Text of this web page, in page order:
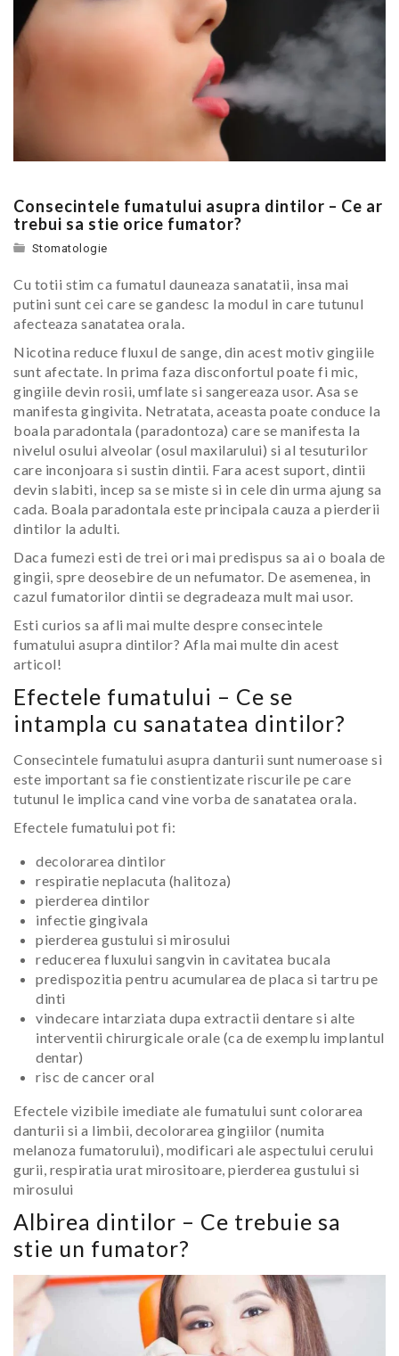
Consecintele fumatului asupra dintilor – Ce ar
trebui sa stie orice fumator?
Stomatologie
Cu totii stim ca fumatul dauneaza sanatatii, insa mai
putini sunt cei care se gandesc la modul in care tutunul
afecteaza sanatatea orala.
Nicotina reduce fluxul de sange, din acest motiv gingiile
sunt afectate. In prima faza disconfortul poate fi mic,
gingiile devin rosii, umflate si sangereaza usor. Asa se
manifesta gingivita. Netratata, aceasta poate conduce la
boala paradontala (paradontoza) care se manifesta la
nivelul osului alveolar (osul maxilarului) si al tesuturilor
care inconjoara si sustin dintii. Fara acest suport, dintii
devin slabiti, incep sa se miste si in cele din urma ajung sa
cada. Boala paradontala este principala cauza a pierderii
dintilor la adulti.
Daca fumezi esti de trei ori mai predispus sa ai o boala de
gingii, spre deosebire de un nefumator. De asemenea, in
cazul fumatorilor dintii se degradeaza mult mai usor.
Esti curios sa afli mai multe despre consecintele
fumatului asupra dintilor? Afla mai multe din acest
articol!
Efectele fumatului – Ce se
intampla cu sanatatea dintilor?
Consecintele fumatului asupra danturii sunt numeroase si
este important sa fie constientizate riscurile pe care
tutunul le implica cand vine vorba de sanatatea orala.
Efectele fumatului pot fi:
decolorarea dintilor
respiratie neplacuta (halitoza)
pierderea dintilor
infectie gingivala
pierderea gustului si mirosului
reducerea fluxului sangvin in cavitatea bucala
predispozitia pentru acumularea de placa si tartru pe
dinti
vindecare intarziata dupa extractii dentare si alte
interventii chirurgicale orale (ca de exemplu implantul
dentar)
risc de cancer oral
Efectele vizibile imediate ale fumatului sunt colorarea
danturii si a limbii, decolorarea gingiilor (numita
melanoza fumatorului), modificari ale aspectului cerului
gurii, respiratia urat mirositoare, pierderea gustului si
mirosului
Albirea dintilor – Ce trebuie sa
stie un fumator?